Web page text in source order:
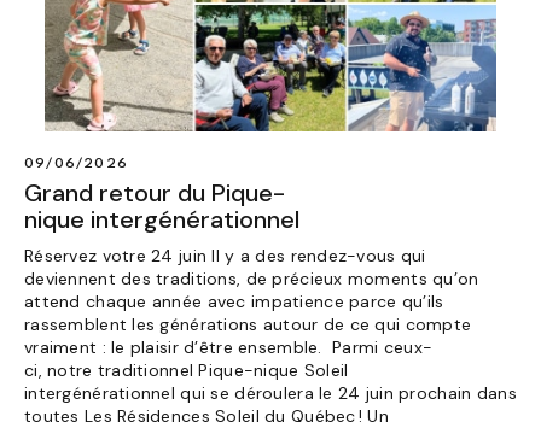
09/06/2026
Grand retour du Pique-
nique intergénérationnel
Réservez votre 24 juin Il y a des rendez-vous qui
deviennent des traditions, de précieux moments qu’on
attend chaque année avec impatience parce qu’ils
rassemblent les générations autour de ce qui compte
vraiment : le plaisir d’être ensemble. Parmi ceux-
ci, notre traditionnel Pique-nique Soleil
intergénérationnel qui se déroulera le 24 juin prochain dans
toutes Les Résidences Soleil du Québec ! Un